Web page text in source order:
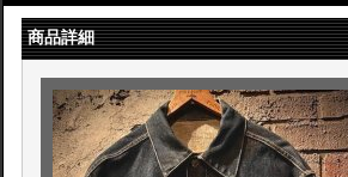
商品詳細